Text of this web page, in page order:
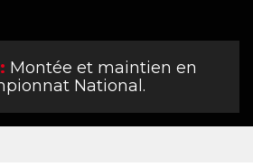
Montée et maintien en
National.